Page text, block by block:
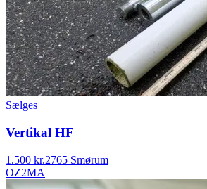
Sælges
Vertikal HF
1.500 kr.2765 Smørum
OZ2MA